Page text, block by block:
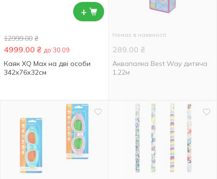
+
12999.00 ₴
4999.00 ₴ до 30.09
Каяк XQ Max на дві особи
342х76х32см
Немає в наявності
289.00 ₴
Аквапалка Best Way дитяча
1,22м